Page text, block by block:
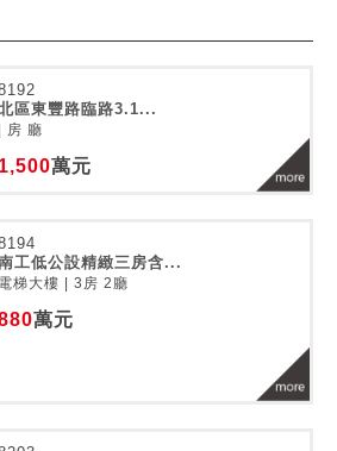
區東豐路臨路3.1...
| 房 廳
1,500萬元
工低公設精緻三房含...
電梯大樓 | 3房 2廳
萬元